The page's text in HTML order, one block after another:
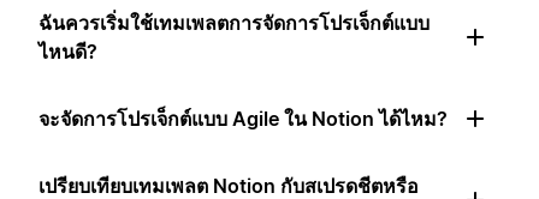
ฉันควรเริ่มใช้เทมเพลตการจัดการโปรเจ็กต์แบบ
ไหนดี?
จะจัดการโปรเจ็กต์แบบ Agile ใน Notion ได้ไหม?
เปรียบเทียบเทมเพลต Notion กับสเปรดชีตหรือ